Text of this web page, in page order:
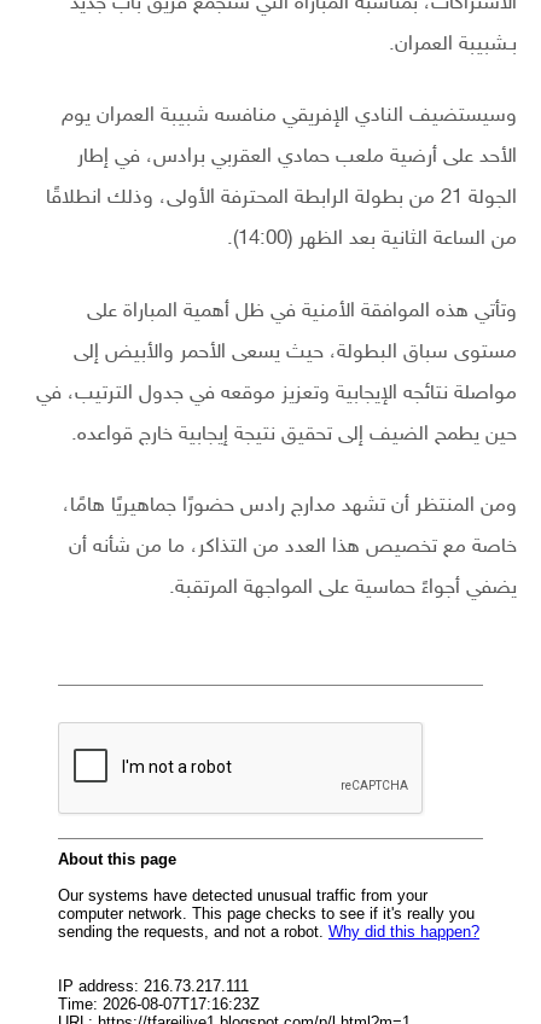
بـشبيبة العمران.
وسيستضيف النادي الإفريقي منافسه شبيبة العمران يوم
الأحد على أرضية ملعب حمادي العقربي برادس، في إطار
الجولة 21 من بطولة الرابطة المحترفة الأولى، وذلك انطلاقًا
من الساعة الثانية بعد الظهر (14:00).
وتأتي هذه الموافقة الأمنية في ظل أهمية المباراة على
مستوى سباق البطولة، حيث يسعى الأحمر والأبيض إلى
مواصلة نتائجه الإيجابية وتعزيز موقعه في جدول الترتيب، في
حين يطمح الضيف إلى تحقيق نتيجة إيجابية خارج قواعده.
ومن المنتظر أن تشهد مدارج رادس حضورًا جماهيريًا هامًا،
خاصة مع تخصيص هذا العدد من التذاكر، ما من شأنه أن
يضفي أجواءً حماسية على المواجهة المرتقبة.